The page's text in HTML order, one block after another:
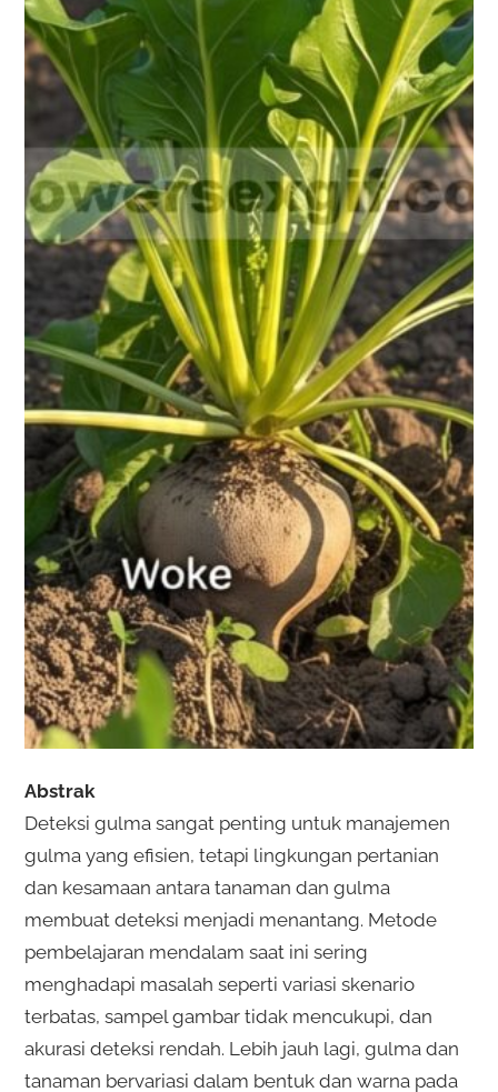
Abstrak
Deteksi gulma sangat penting untuk manajemen
gulma yang efisien, tetapi lingkungan pertanian
dan kesamaan antara tanaman dan gulma
membuat deteksi menjadi menantang. Metode
pembelajaran mendalam saat ini sering
menghadapi masalah seperti variasi skenario
terbatas, sampel gambar tidak mencukupi, dan
akurasi deteksi rendah. Lebih jauh lagi, gulma dan
tanaman bervariasi dalam bentuk dan warna pada